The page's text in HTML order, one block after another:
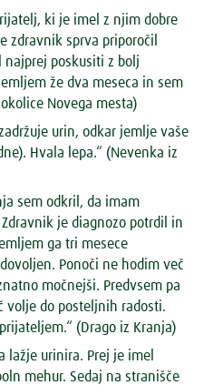
ki je imel z njim dobre
zdravnik sprva priporočil
najprej poskusiti z bolj
že dva meseca in sem
Novega mesta)
urin, odkar jemlje vaše
Hvala lepa.“ (Nevenka iz
sem odkril, da imam
je diagnozo potrdil in
ga tri mesece
Ponoči ne hodim več
močnejši. Predvsem pa
volje do posteljnih radosti.
(Drago iz Kranja)
lažje urinira. Prej je imel
mehur. Sedaj na stranišče